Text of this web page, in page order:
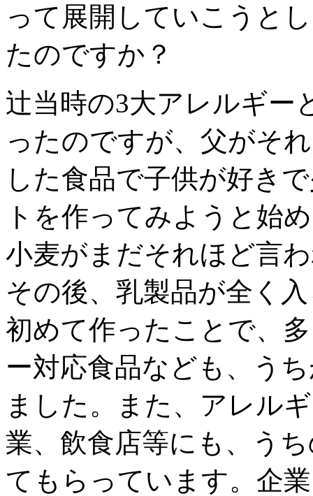
って展開していこうと
たのですか？
辻当時の3大アレルギー
ったのですが、父がそ
した食品で子供が好き
トを作ってみようと始
小麦がまだそれほど言
その後、乳製品が全く
初めて作ったことで、
ー対応食品なども、う
ました。また、アレル
業、飲食店等にも、う
てもらっています。企